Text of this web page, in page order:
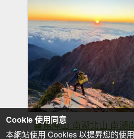
Cookie 使用同意
本網站使用 Cookies 以提昇您的使